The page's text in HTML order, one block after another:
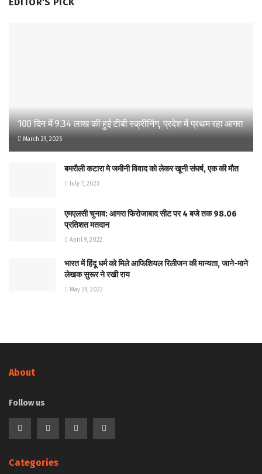
100 दिन में 9.34 लाख की हुई टीबी स्क्रीनिंग, प्रदेश में प्रथम रहा आगरा
March 29, 2025
बमरौली कटारा मे जमीनी विवाद को लेकर खूनी संघर्ष, एक की मौत
July 7, 2023
एमएलसी चुनाव: आगरा फिरोजाबाद सीट पर 4 बजे तक 98.06
प्रतिशत मतदान
April 9, 2022
भारत में हिंदू धर्म को मिले आफिशियल रिलीजन की मान्यता, जाने-माने
लेखक सुरूर ने रखी राय
May 29, 2022
About
Follow us
Categories